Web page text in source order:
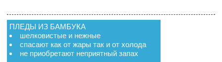
ПЛЕДЫ ИЗ БАМБУКА
шелковистые и нежные
спасают как от жары так и от холода
не приобретают неприятный запах